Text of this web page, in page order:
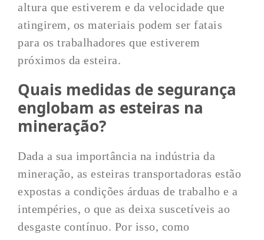
altura que estiverem e da velocidade que
atingirem, os materiais podem ser fatais
para os trabalhadores que estiverem
próximos da esteira.
Quais medidas de segurança
englobam as esteiras na
mineração?
Dada a sua importância na indústria da
mineração, as esteiras transportadoras estão
expostas a condições árduas de trabalho e a
intempéries, o que as deixa suscetíveis ao
desgaste contínuo. Por isso, como